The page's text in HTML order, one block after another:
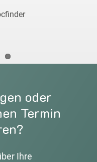
oder
Termin
Ihre